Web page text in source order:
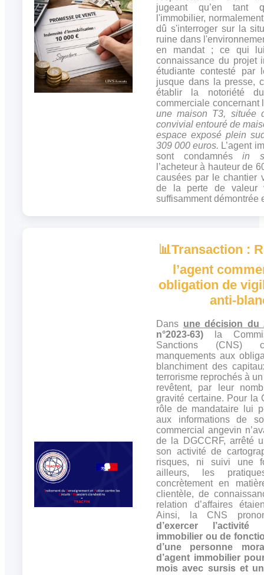
jugeant qu’en tant
l'immobilier,
dû s'interroger sur la
ruine dans
en mandat ; ce qui
connaissance du projet
étudiante contesté par
jusque dans la presse,
établir la notoriété
commerciale concernant
une maison T3, située
convivial entouré de
espace exposé plein
309 000 euros. L’agent
sont condamnésin
l’acheteur à hauteur de
causées par le chantier
de la perte de valeur
suffisamment démontrée
📊Transaction :
l’agent
obligation de
anti-
Dans une décision du
n°2023-63) la
Sanctions (CNS)
manquements aux
blanchiment des
terrorisme reprochés à
revêtent, par leur
gravité certaine. Pour la
rôle de mandataire lui
aux informations de
commercial angevin
de la DGCCRF, arrêté
son activité de
risques, ni suivi une
ailleurs, les
concrètement en
clientèle, de
relation d’affaires
Ainsi, la CNS
d’exercer l’activité
immobilier ou de
d’une personne
d’agent immobilier
mois avec sursis et